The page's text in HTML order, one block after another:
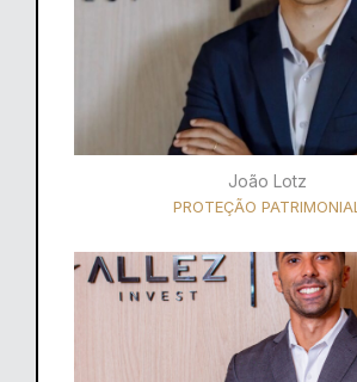
João Lotz
PROTEÇÃO PATRIMONIAL